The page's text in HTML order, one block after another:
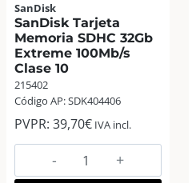
SanDisk
SanDisk Tarjeta
Memoria SDHC 32Gb
Extreme 100Mb/s
Clase 10
215402
Código AP: SDK404406
PVPR: 39,70€ IVA incl.
SanDisk
Tarjeta